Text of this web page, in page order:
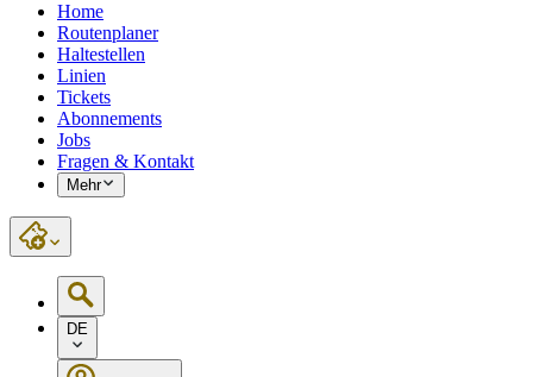
Home
Routenplaner
Haltestellen
Linien
Tickets
Abonnements
Jobs
Fragen & Kontakt
Mehr
DE